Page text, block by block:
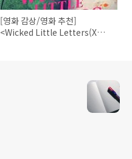
[영화 감상/영화 추천]
<Wicked Little Letters(X를